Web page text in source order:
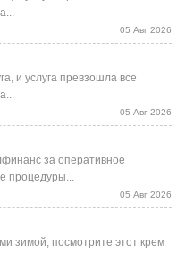
05 Авг 2026
и услуга превзошла все
05 Авг 2026
за оперативное
процедуры...
05 Авг 2026
зимой, посмотрите этот крем